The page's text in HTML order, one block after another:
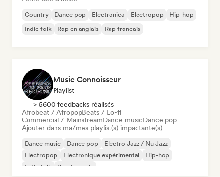
Country Dance pop Electronica Electropop
Hip-hop
Indie folk
Rap en anglais Rap francais
Music Connoisseur
Playlist
> 5600 feedbacks réalisés
Afrobeat / AfropopBeats / Lo-fi
Commercial / MainstreamDance musicDance pop
Ajouter dans ma/mes playlist(s) impactante(s)
Dance music Dance pop
Electro Jazz / Nu Jazz
Electropop
Electronique expérimental
Hip-hop
Indie folk
Rap francais